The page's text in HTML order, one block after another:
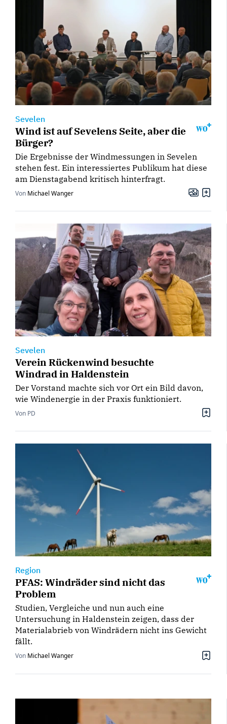
Sevelen
Wind ist auf Sevelens Seite, aber die
Bürger?
Die Ergebnisse der Windmessungen in Sevelen
stehen fest. Ein interessiertes Publikum hat diese
am Dienstagabend kritisch hinterfragt.
Von Michael Wanger
Sevelen
Verein Rückenwind besuchte
Windrad in Haldenstein
Der Vorstand machte sich vor Ort ein Bild davon,
wie Windenergie in der Praxis funktioniert.
Von PD
Region
PFAS: Windräder sind nicht das
Problem
Studien, Vergleiche und nun auch eine
Untersuchung in Haldenstein zeigen, dass der
Materialabrieb von Windrädern nicht ins Gewicht
fällt.
Von Michael Wanger